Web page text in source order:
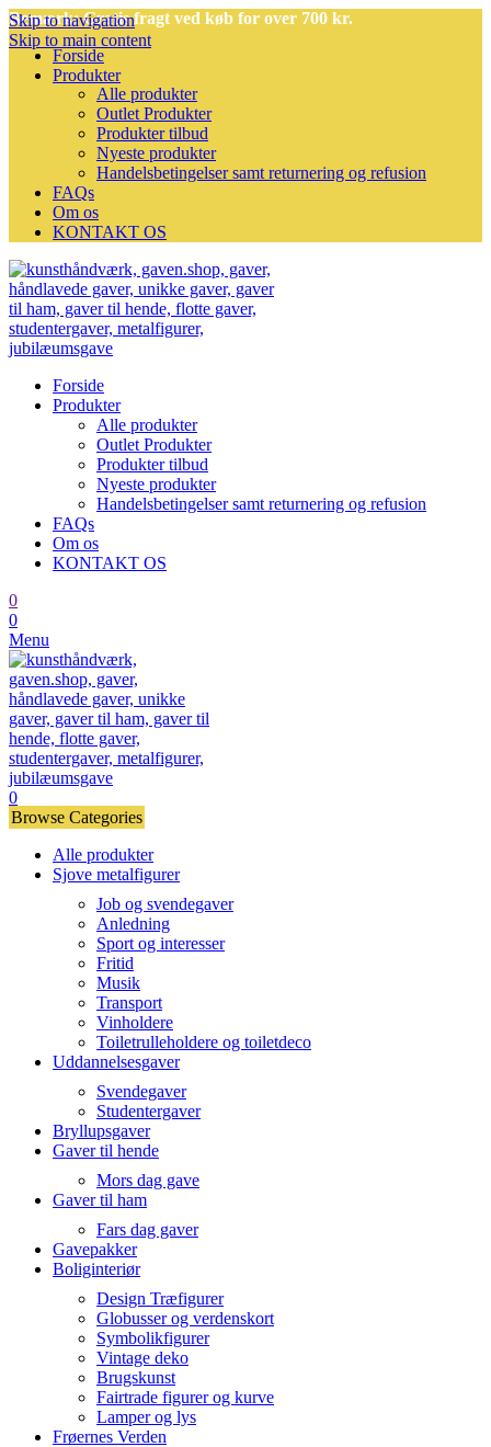
Skip to navigation
Skip to main content
Bemærk: Gratis fragt ved køb for over 700 kr.
Forside
Produkter
Alle produkter
Outlet Produkter
Produkter tilbud
Nyeste produkter
Handelsbetingelser samt returnering og refusion
FAQs
Om os
KONTAKT OS
Forside
Produkter
Alle produkter
Outlet Produkter
Produkter tilbud
Nyeste produkter
Handelsbetingelser samt returnering og refusion
FAQs
Om os
KONTAKT OS
0
0
Menu
0
Browse Categories
Alle produkter
Sjove metalfigurer
Job og svendegaver
Anledning
Sport og interesser
Fritid
Musik
Transport
Vinholdere
Toiletrulleholdere og toiletdeco
Uddannelsesgaver
Svendegaver
Studentergaver
Bryllupsgaver
Gaver til hende
Mors dag gave
Gaver til ham
Fars dag gaver
Gavepakker
Boliginteriør
Design Træfigurer
Globusser og verdenskort
Symbolikfigurer
Vintage deko
Brugskunst
Fairtrade figurer og kurve
Lamper og lys
Frøernes Verden